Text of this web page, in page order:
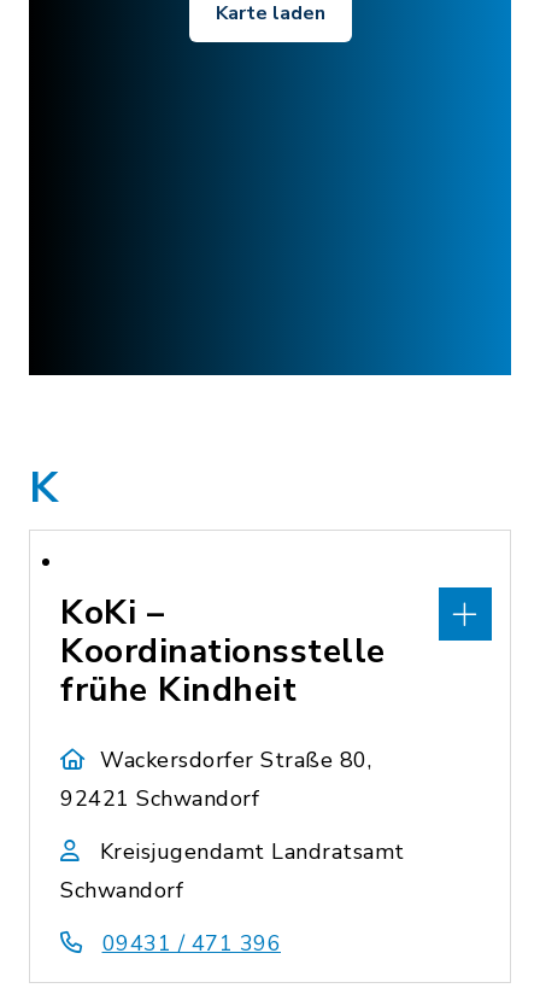
Karte laden
K
KoKi –
Koordinationsstelle
frühe Kindheit
Wackersdorfer Straße 80,
92421 Schwandorf
Kreisjugendamt Landratsamt
Schwandorf
09431 / 471 396